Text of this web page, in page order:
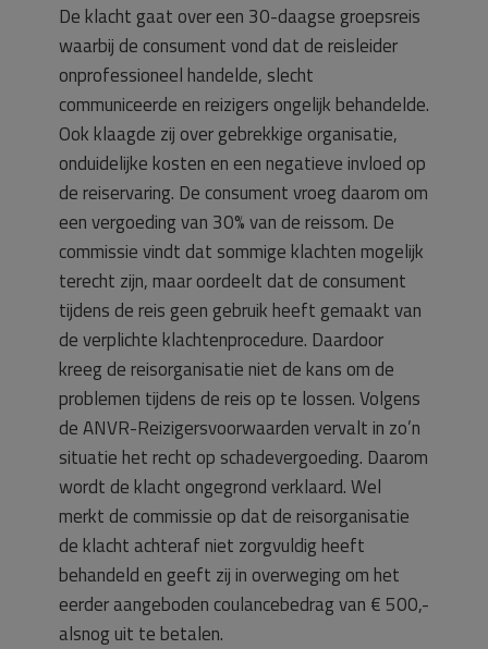
De klacht gaat over een 30-daagse groepsreis
waarbij de consument vond dat de reisleider
onprofessioneel handelde, slecht
communiceerde en reizigers ongelijk behandelde.
Ook klaagde zij over gebrekkige organisatie,
onduidelijke kosten en een negatieve invloed op
de reiservaring. De consument vroeg daarom om
een vergoeding van 30% van de reissom. De
commissie vindt dat sommige klachten mogelijk
terecht zijn, maar oordeelt dat de consument
tijdens de reis geen gebruik heeft gemaakt van
de verplichte klachtenprocedure. Daardoor
kreeg de reisorganisatie niet de kans om de
problemen tijdens de reis op te lossen. Volgens
de ANVR-Reizigersvoorwaarden vervalt in zo’n
situatie het recht op schadevergoeding. Daarom
wordt de klacht ongegrond verklaard. Wel
merkt de commissie op dat de reisorganisatie
de klacht achteraf niet zorgvuldig heeft
behandeld en geeft zij in overweging om het
eerder aangeboden coulancebedrag van € 500,-
alsnog uit te betalen.